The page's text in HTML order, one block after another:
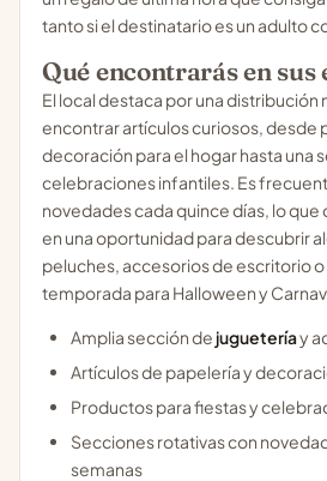
tanto si el destinatario es un adulto
Qué encontrarás en sus
El local destaca por una distribución
encontrar artículos curiosos, desde
decoración para el hogar hasta una
celebraciones infantiles. Es
novedades cada quince días, lo que
en una oportunidad para descubrir
peluches, accesorios de escritorio
temporada para Halloween y
Amplia sección de jugueteríay
Artículos de papelería y
Productos para fiestas y
Secciones rotativas con
semanas